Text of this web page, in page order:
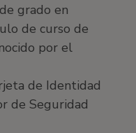
grado en
de curso de
por el
de Identidad
de Seguridad